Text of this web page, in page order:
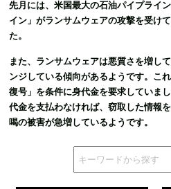
先月には、米国最大の石油パイプライ
イン」がランサムウェアの攻撃を受け
た。
また、ランサムウェアは悪質さを増し
ンジしている傾向があるようです。こ
復号」を条件に身代金を要求していま
代金を支払わなければ、窃取した情報
喝の被害が急増しているようです。